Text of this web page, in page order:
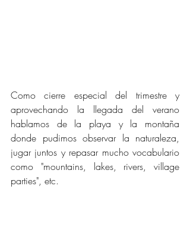
Como cierre especial del trimestre y
aprovechando la llegada del verano
hablamos de la playa y la montaña
donde pudimos observar la naturaleza,
jugar juntos y repasar mucho vocabulario
como "mountains, lakes, rivers, village
parties", etc.